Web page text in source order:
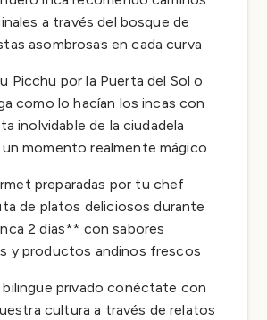
a través del bosque de
asombrosas en cada curva
Picchu por la Puerta del Sol o
como lo hacían los incas con
inolvidable de la ciudadela
momento realmente mágico
preparadas por tu chef
de platos deliciosos durante
2 dias** con sabores
y productos andinos frescos
privado conéctate con
cultura a través de relatos